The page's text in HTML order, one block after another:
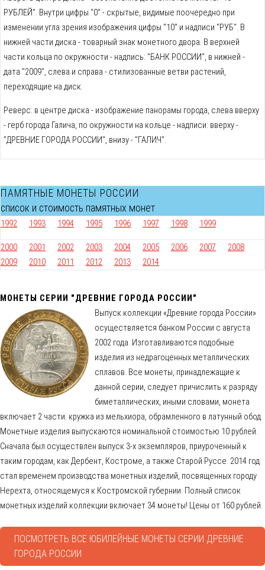
РУБЛЕЙ". Внутри цифры "0" - скрытые, видимые поочередно при
изменении угла зрения изображения цифры "10" и надписи "РУБ". В
нижней части диска - товарный знак монетного двора. В верхней
части кольца по окружности - надпись: "БАНК РОССИИ", в нижней -
дата "2009", слева и справа - стилизованные ветви растений,
переходящие на диск.
Реверс: в центре диска - изображение панорамы города, слева вверху
- герб города Галича, по окружности на кольце - надписи: вверху -
"ДРЕВНИЕ ГОРОДА РОССИИ", внизу - "ГАЛИЧ".
ПАМЯТНЫЕ МОНЕТЫ РОССИИ
список и стоимость памятных монет
1992 1993 1994 1995 1996 1997 1998 1999
2000 2001 2002 2003 2004 2005 2006 2007
2008
2009
2010 2011 2012 2013 2014
МОНЕТЫ СЕРИИ "ДРЕВНИЕ ГОРОДА РОССИИ"
Выпуск коллекции «Древние города России»
осуществляется банком России с августа
2002 года. Изготавливаются подобные
изделия из недрагоценных металлических
сплавов. Все монеты, принадлежащие к
данной серии, следует причислить к разряду
биметаллических, иными словами, монета
включает 2 части: кружка из мельхиора, обрамленного в латунный обод.
Монетные изделия выпускаются номинальной стоимостью 10 рублей.
Сначала был осуществлен выпуск 3-х экземпляров, приуроченный к
таким городам, как Дербент, Костроме, а также Старой Руссе. 2014 год
стал временем производства монетных изделий, посвященных городу
Нерехта, относящемуся к Костромской губернии. Полный список
монетных изделий коллекции включает 34 монеты! Цены от 160 рублей.
ПОСМОТРЕТЬ ВСЕ ЮБИЛЕЙНЫЕ МОНЕТЫ СЕРИИ ДРЕВНИЕ
ГОРОДА РОССИИ